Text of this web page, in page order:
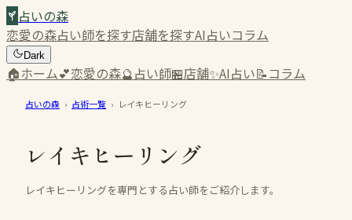
占いの森
恋愛の森占い師を探す店舗を探すAI占いコラム
Dark
🏠ホーム💕恋愛の森🔮占い師🏪店舗✨AI占い📝コラム
占いの森 › 占術一覧 › レイキヒーリング
レイキヒーリング
レイキヒーリングを専門とする占い師をご紹介します。